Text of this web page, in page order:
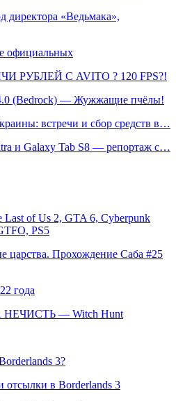
директора «Ведьмака»,
официальных
С AVITO ? 120 FPS?!
(Bedrock) — Жужжащие пчёлы!
встречи и сбор средств в…
и Galaxy Tab S8 — репортаж с…
of Us 2, GTA 6, Cyberpunk
PS5
царства. Прохождение Саба #25
года
— Witch Hunt
3?
отсылки в Borderlands 3